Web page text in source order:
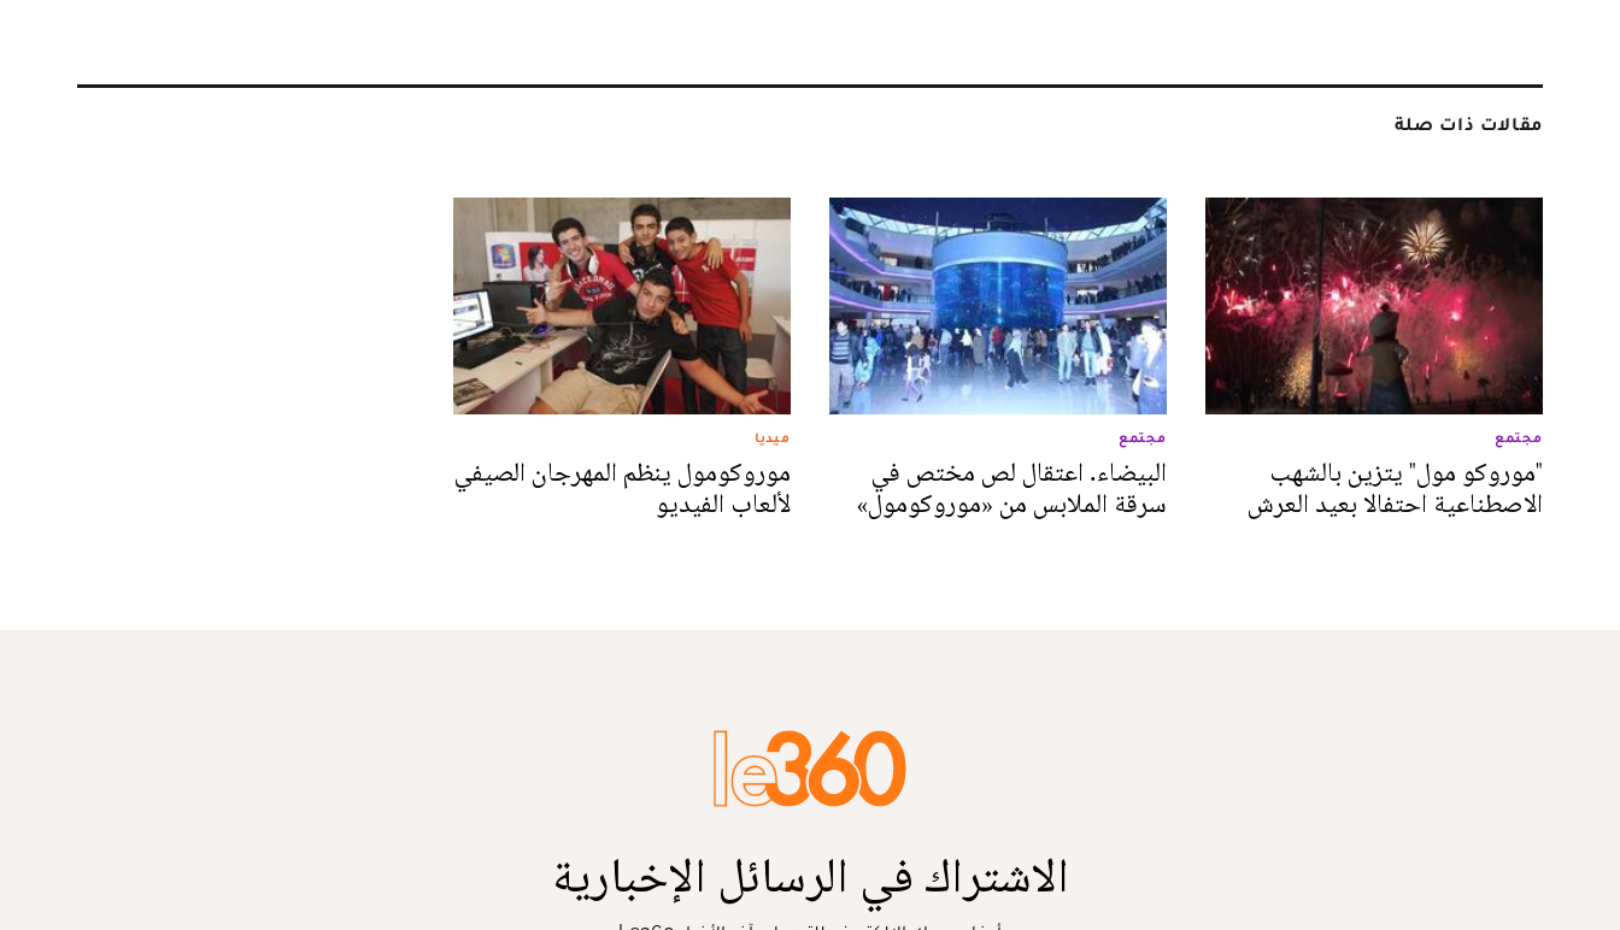
مقالات ذات صلة
مجتمع
"موروكو مول" يتزين بالشهب
الاصطناعية احتفالا بعيد العرش
مجتمع
البيضاء. اعتقال لص مختص في
سرقة الملابس من «موروكومول»
ميديا
موروكومول ينظم المهرجان الصيفي
لألعاب الفيديو
الاشتراك في الرسائل الإخبارية